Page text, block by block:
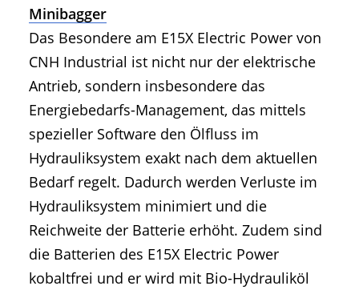
Minibagger
Das Besondere am E15X Electric Power von
CNH Industrial ist nicht nur der elektrische
Antrieb, sondern insbesondere das
Energiebedarfs-Management, das mittels
spezieller Software den Ölfluss im
Hydrauliksystem exakt nach dem aktuellen
Bedarf regelt. Dadurch werden Verluste im
Hydrauliksystem minimiert und die
Reichweite der Batterie erhöht. Zudem sind
die Batterien des E15X Electric Power
kobaltfrei und er wird mit Bio-Hydrauliköl